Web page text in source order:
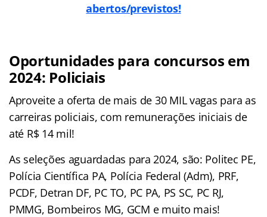
abertos/previstos!
Oportunidades para concursos em
2024: Policiais
Aproveite a oferta de mais de 30 MIL vagas para as
carreiras policiais, com remunerações iniciais de
até R$ 14 mil!
As seleções aguardadas para 2024, são: Politec PE,
Polícia Científica PA, Polícia Federal (Adm), PRF,
PCDF, Detran DF, PC TO, PC PA, PS SC, PC RJ,
PMMG, Bombeiros MG, GCM e muito mais!